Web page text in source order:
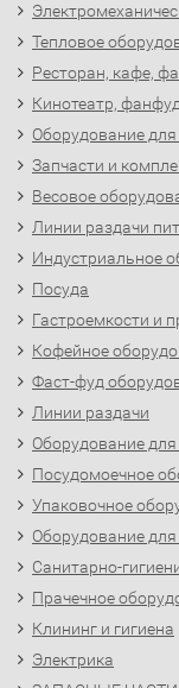
Тепловое
Ресторан, кафе,
Кинотеатр,
Оборудование
Запчасти и
Весовое
Линии раздачи
Индустриальное
Посуда
Гастроемкости и
Кофейное
Фаст-фуд
Линии раздачи
Оборудование для
Посудомоечное
Упаковочное
Оборудование
Санитарно-
Прачечное
Клининг и гигиена
Электрика